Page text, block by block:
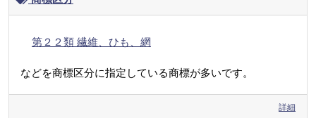
第２２類 繊維、ひも、網
などを商標区分に指定している商標が多いです。
詳細